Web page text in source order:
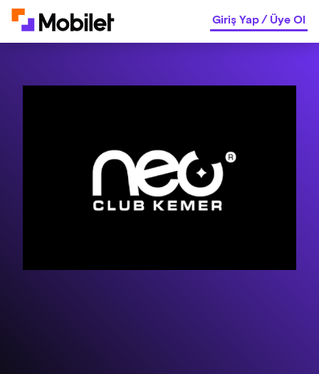
Giriş Yap/Üye Ol